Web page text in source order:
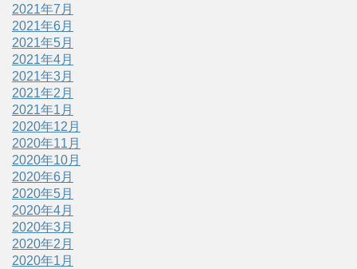
2021年7月
2021年6月
2021年5月
2021年4月
2021年3月
2021年2月
2021年1月
2020年12月
2020年11月
2020年10月
2020年6月
2020年5月
2020年4月
2020年3月
2020年2月
2020年1月